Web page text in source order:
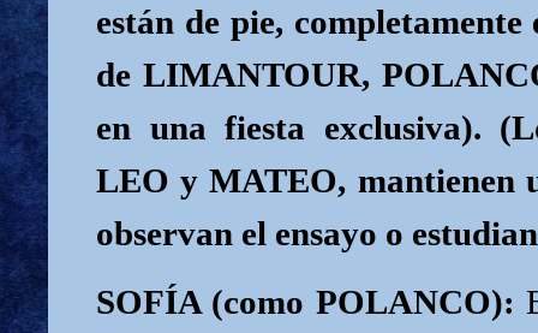
están de pie, completamente
de LIMANTOUR,
en una fiesta exclusiva).
LEO y MATEO, mantienen
observan el ensayo o
SOFÍA (como POLANCO):